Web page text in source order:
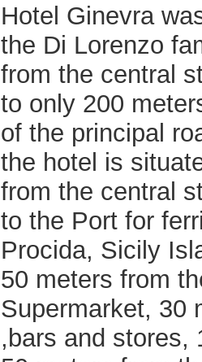
Hotel Ginevra
the Di Lorenzo
from the central
to only 200
of the principal
the hotel is
from the central
to the Port for
Procida, Sicily
50 meters from
Supermarket, 30
,bars and stores,